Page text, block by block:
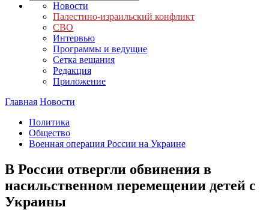
Новости
Палестино-израильский конфликт
СВО
Интервью
Программы и ведущие
Сетка вещания
Редакция
Приложение
Главная Новости
Политика
Общество
Военная операция России на Украине
В России отвергли обвинения в
насильственном перемещении детей с
Украины